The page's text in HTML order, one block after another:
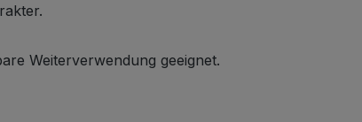
Weiterverwendung geeignet.